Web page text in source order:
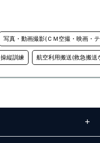
写真・動画撮影(ＣＭ空撮・映画・
操縦訓練 航空利用搬送(救急搬送